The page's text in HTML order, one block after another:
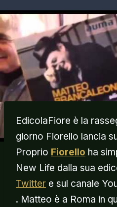
EdicolaFiore è la
giorno Fiorello lancia
Proprio Fiorello ha
New Life dalla sua
Twitter e sul canale
. Matteo è a Roma in